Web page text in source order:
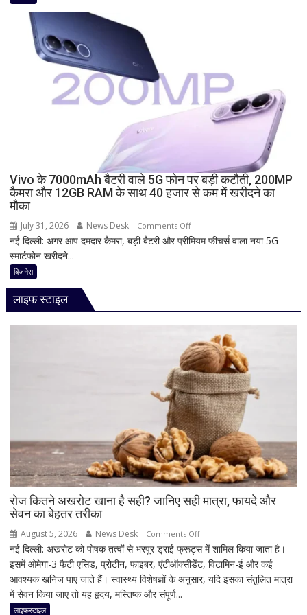
राहत,
19
किलो
₹209
तक
आपके
Vivo के 7000mAh बैटरी वाले 5G फोन पर बड़ी कटौती, 200MP
कैमरा और 12GB RAM के साथ 40 हजार से कम में खरीदने का
मौका
July 31, 2026 News Desk Comments Offon
Vivo
पर
बड़ी
कटौती,
200MP
कैमरा
और
12GB
RAM
के
साथ
40
में
खरीदने
का
नई दिल्ली: अगर आप दमदार कैमरा, बड़ी बैटरी और प्रीमियम फीचर्स वाला नया 5G
स्मार्टफोन खरीदने...
बिजनेस
लाइफ स्टाइल
रोज कितने अखरोट खाना है सही? जानिए सही मात्रा, फायदे और
सेवन का बेहतर तरीका
August 5, 2026 News Desk Comments Offon
रोज
कितने
अखरोट
नई दिल्ली: अखरोट को पोषक तत्वों से भरपूर ड्राई फ्रूट्स में शामिल किया जाता है।
इसमें ओमेगा-3 फैटी एसिड, प्रोटीन, फाइबर, एंटीऑक्सीडेंट, विटामिन-ई और कई
आवश्यक खनिज पाए जाते हैं। स्वास्थ्य विशेषज्ञों के अनुसार, यदि इसका संतुलित मात्रा
में सेवन किया जाए तो यह हृदय, मस्तिष्क और संपूर्ण...
लाइफस्टाइल